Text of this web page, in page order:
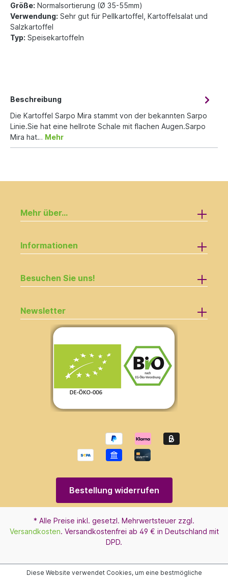
Größe: Normalsortierung (Ø 35-55mm)
Verwendung: Sehr gut für Pellkartoffel, Kartoffelsalat und
Salzkartoffel
Typ: Speisekartoffeln
Beschreibung
Die Kartoffel Sarpo Mira stammt von der bekannten Sarpo
Linie.Sie hat eine hellrote Schale mit flachen Augen.Sarpo
Mira hat… Mehr
Mehr über...
Informationen
Besuchen Sie uns!
Newsletter
Bestellung widerrufen
* Alle Preise inkl. gesetzl. Mehrwertsteuer zzgl.
Versandkosten. Versandkostenfrei ab 49 € in Deutschland mit
DPD.
Diese Website verwendet Cookies, um eine bestmögliche